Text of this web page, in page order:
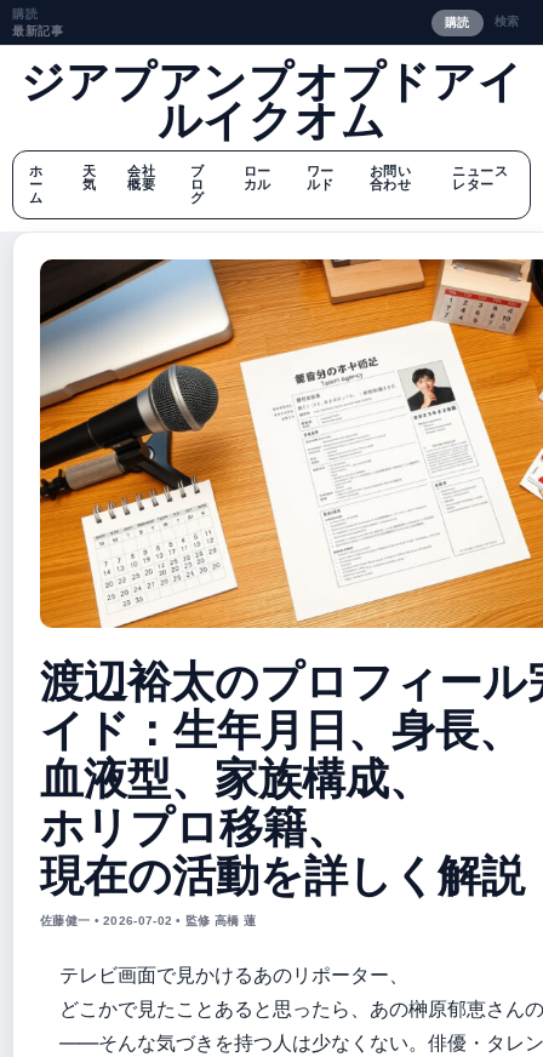
購読
最新記事
購読 検索
ジアプアンプオプドアイ
ルイクオム
ホ
ー
ム
天
気
会社
概要
ブ
ロ
グ
ロー
カル
ワー
ルド
お問い
合わせ
ニュース
レター
渡辺裕太のプロフィール
イド：生年月日、身長、
血液型、家族構成、
ホリプロ移籍、
現在の活動を詳しく解説
佐藤健一 • 2026-07-02 • 監修 高橋 蓮
テレビ画面で見かけるあのリポーター、
どこかで見たことあると思ったら、あの榊原郁恵さん
——そんな気づきを持つ人は少なくない。俳優・タレ